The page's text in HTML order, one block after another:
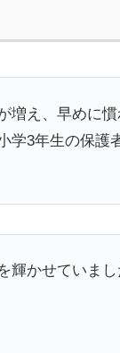
増え、早めに
学3年生の保護
輝かせていま